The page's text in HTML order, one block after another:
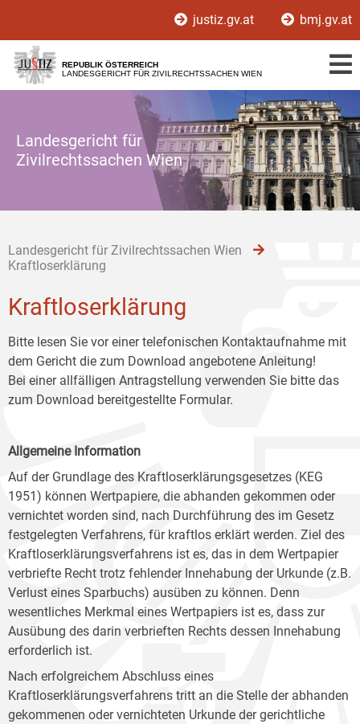
[1]
[2]
[3]
justiz.gv.at bmj.gv.at
REPUBLIK ÖSTERREICH
LANDESGERICHT FÜR ZIVILRECHTSSACHEN WIEN
Landesgericht für
Zivilrechtssachen Wien
Landesgericht für Zivilrechtssachen Wien
Kraftloserklärung
Kraftloserklärung
Bitte lesen Sie vor einer telefonischen Kontaktaufnahme mit
dem Gericht die zum Download angebotene Anleitung!
Bei einer allfälligen Antragstellung verwenden Sie bitte das
zum Download bereitgestellte Formular.
Allgemeine Information
Auf der Grundlage des Kraftloserklärungsgesetzes (KEG
1951) können Wertpapiere, die abhanden gekommen oder
vernichtet worden sind, nach Durchführung des im Gesetz
festgelegten Verfahrens, für kraftlos erklärt werden. Ziel des
Kraftloserklärungsverfahrens ist es, das in dem Wertpapier
verbriefte Recht trotz fehlender Innehabung der Urkunde (z.B.
Verlust eines Sparbuchs) ausüben zu können. Denn
wesentliches Merkmal eines Wertpapiers ist es, dass zur
Ausübung des darin verbrieften Rechts dessen Innehabung
erforderlich ist.
Nach erfolgreichem Abschluss eines
Kraftloserklärungsverfahrens tritt an die Stelle der abhanden
gekommenen oder vernichteten Urkunde der gerichtliche